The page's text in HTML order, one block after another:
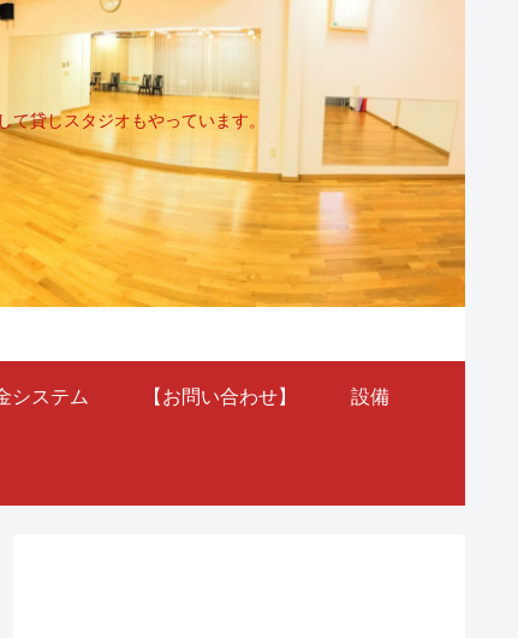
貸しスタジオもやっています。
システム 【お問い合わせ】 設備